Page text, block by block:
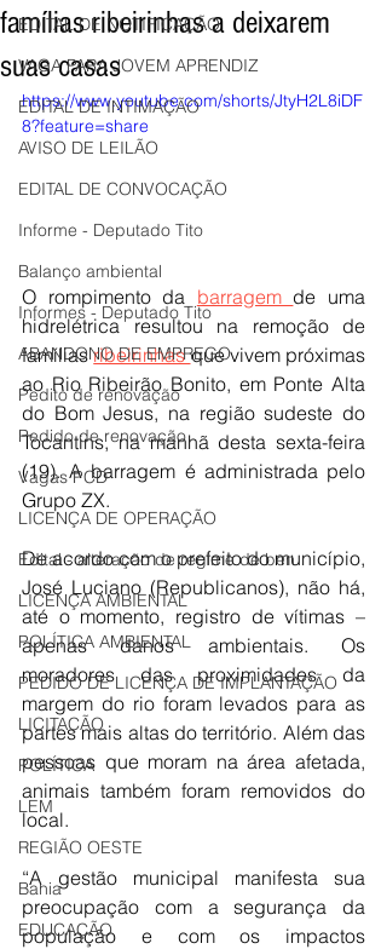
EDITAL DE NOTIFICAÇÃO
VAGA PARA JOVEM APRENDIZ
EDITAL DE INTIMAÇÃO
AVISO DE LEILÃO
EDITAL DE CONVOCAÇÃO
Informe - Deputado Tito
Balanço ambiental
Informes - Deputado Tito
ABANDONO DE EMPREGO
Pedito de renovação
Pedido de renovação
Vagas PCD
LICENÇA DE OPERAÇÃO
Edital - alteração de regime de ben
LICENÇA AMBIENTAL
POLÍTICA AMBIENTAL
PEDIDO DE LICENÇA DE IMPLANTAÇÃO
LICITAÇÃO
POLÍTICA
LEM
REGIÃO OESTE
Bahia
EDUCAÇÃO
famílias ribeirinhas a deixarem
suas casas
https://www.youtube.com/shorts/JtyH2L8iDF
8?feature=share
O rompimento da barragem de uma
hidrelétrica resultou na remoção de
famílias ribeirinhas que vivem próximas
ao Rio Ribeirão Bonito, em Ponte Alta
do Bom Jesus, na região sudeste do
Tocantins, na manhã desta sexta-feira
(19). A barragem é administrada pelo
Grupo ZX.
De acordo com o prefeito do município,
José Luciano (Republicanos), não há,
até o momento, registro de vítimas –
apenas danos ambientais. Os
moradores das proximidades da
margem do rio foram levados para as
partes mais altas do território. Além das
pessoas que moram na área afetada,
animais também foram removidos do
local.
“A gestão municipal manifesta sua
preocupação com a segurança da
população e com os impactos